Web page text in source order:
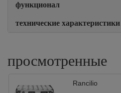
функционал
технические характеристики
просмотренные
Rancilio